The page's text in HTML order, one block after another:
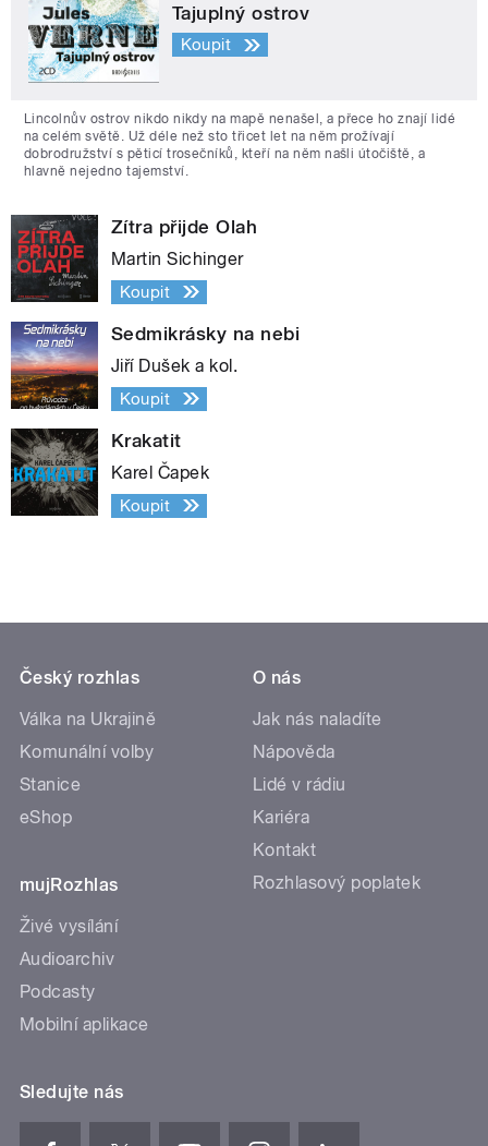
Tajuplný ostrov
Koupit
Lincolnův ostrov nikdo nikdy na mapě nenašel, a přece ho znají lidé
na celém světě. Už déle než sto třicet let na něm prožívají
dobrodružství s pěticí trosečníků, kteří na něm našli útočiště, a
hlavně nejedno tajemství.
Zítra přijde Olah
Martin Sichinger
Koupit
Sedmikrásky na nebi
Jiří Dušek a kol.
Koupit
Krakatit
Karel Čapek
Koupit
Český rozhlas
Válka na Ukrajině
Komunální volby
Stanice
eShop
mujRozhlas
Živé vysílání
Audioarchiv
Podcasty
Mobilní aplikace
O nás
Jak nás naladíte
Nápověda
Lidé v rádiu
Kariéra
Kontakt
Rozhlasový poplatek
Sledujte nás